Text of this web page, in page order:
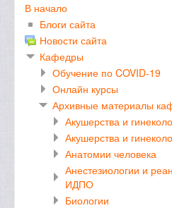
В начало
Блоги сайта
Новости сайта
Кафедры
Обучение по COVID-19
Онлайн курсы
Архивные материалы
Акушерства и
Акушерства и
Анатомии человека
Анестезиологии и
ИДПО
Биологии